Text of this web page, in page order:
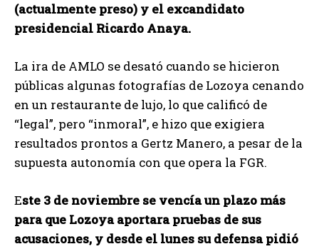
(actualmente preso) y el excandidato
presidencial Ricardo Anaya.
La ira de AMLO se desató cuando se hicieron
públicas algunas fotografías de Lozoya cenando
en un restaurante de lujo, lo que calificó de
“legal”, pero “inmoral”, e hizo que exigiera
resultados prontos a Gertz Manero, a pesar de la
supuesta autonomía con que opera la FGR.
Este 3 de noviembre se vencía un plazo más
para que Lozoya aportara pruebas de sus
acusaciones, y desde el lunes su defensa pidió